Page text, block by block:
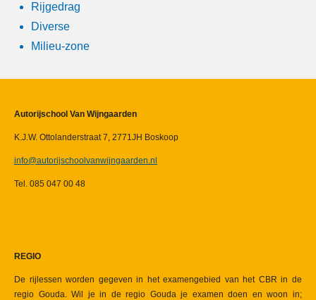
Rijgedrag
Diverse
Milieu-zone
Autorijschool Van Wijngaarden
K.J.W. Ottolanderstraat 7, 2771JH Boskoop
info@autorijschoolvanwijngaarden.nl
Tel. 085 047 00 48
REGIO
De rijlessen worden gegeven in het examengebied van het CBR in de
regio Gouda. Wil je in de regio Gouda je examen doen en woon in;